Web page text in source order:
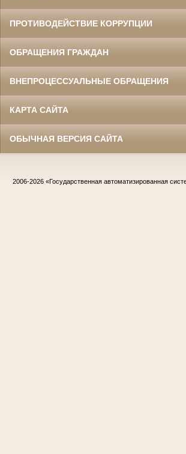
ПРОТИВОДЕЙСТВИЕ КОРРУПЦИИ
ОБРАЩЕНИЯ ГРАЖДАН
ВНЕПРОЦЕССУАЛЬНЫЕ ОБРАЩЕНИЯ
КАРТА САЙТА
ОБЫЧНАЯ ВЕРСИЯ САЙТА
2006-2026 «Государственная автоматизированная